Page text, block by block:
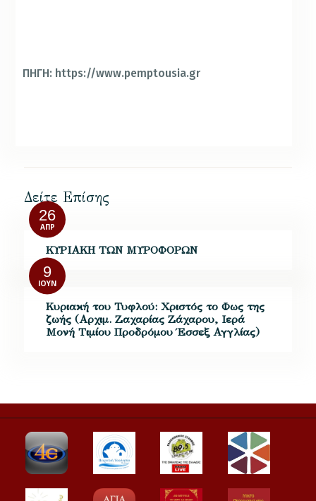
ΠΗΓΗ: https://www.pemptousia.gr
Δείτε Επίσης
26
ΑΠΡ
ΚΥΡΙΑΚΗ ΤΩΝ ΜΥΡΟΦΟΡΩΝ
9
ΙΟΎΝ
Κυριακή του Τυφλού: Χριστός το Φως της
ζωής (Αρχιμ. Ζαχαρίας Ζάχαρου, Ιερά
Μονή Τιμίου Προδρόμου Έσσεξ Αγγλίας)